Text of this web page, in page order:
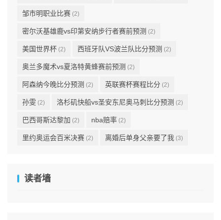
邹市明职业比赛 (2)
密尔沃基雄鹿vs印第安纳步行者赛前预测 (2)
美国世界杯 (2) 西班牙队VS波兰队比分预测 (2)
奥兰多魔术vs夏洛特黄蜂赛前预测 (2)
阿森纳今晚比分预测 (2) 英联赛杯赛程比分 (2)
孙雯 (2) 洛杉矶快船vs圣安东尼奥马刺比分预测 (2)
巴西哥斯达黎加 (2) nba赔率 (2)
里约奥运会百米决赛 (2) 离婚后单身父亲要了我 (3)
读者墙